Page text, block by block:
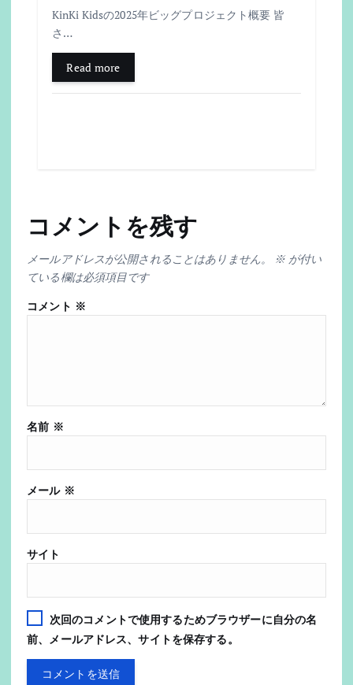
KinKi Kidsの2025年ビッグプロジェクト概要 皆
さ…
Read more
コメントを残す
メールアドレスが公開されることはありません。 ※が付い
ている欄は必須項目です
コメント ※
名前 ※
メール ※
サイト
次回のコメントで使用するためブラウザーに自分の名
前、メールアドレス、サイトを保存する。